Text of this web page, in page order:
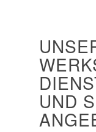
UND